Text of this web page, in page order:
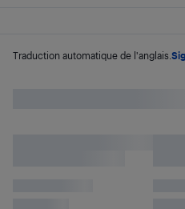
Traduction automatique de l'anglais.